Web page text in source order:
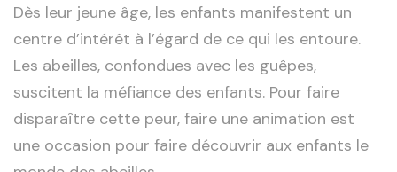
Dès leur jeune âge, les enfants manifestent un
centre d’intérêt à l’égard de ce qui les entoure.
Les abeilles, confondues avec les guêpes,
suscitent la méfiance des enfants. Pour faire
disparaître cette peur, faire une animation est
une occasion pour faire découvrir aux enfants le